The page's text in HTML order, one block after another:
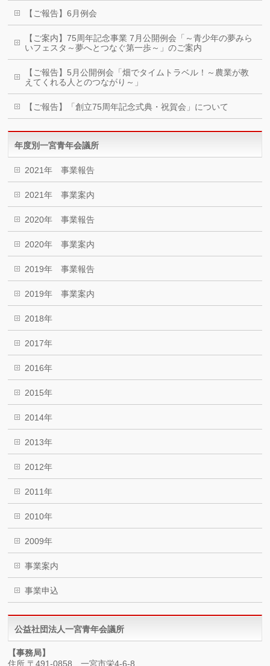
【ご報告】6月例会
【ご案内】75周年記念事業 7月公開例会「～青少年の夢みら
いフェスタ～夢へとつなぐ第一歩～」のご案内
【ご報告】5月公開例会「畑でタイムトラベル！～農業が教
えてくれる人とのつながり～」
【ご報告】「創立75周年記念式典・祝賀会」について
年度別一宮青年会議所
2021年 事業報告
2021年 事業案内
2020年 事業報告
2020年 事業案内
2019年 事業報告
2019年 事業案内
2018年
2017年
2016年
2015年
2014年
2013年
2012年
2011年
2010年
2009年
事業案内
事業申込
公益社団法人一宮青年会議所
【事務局】
住所 〒491-0858 一宮市栄4-6-8